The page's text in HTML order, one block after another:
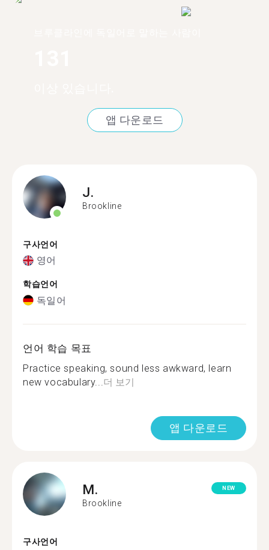
앱 다운로드
J.
Brookline
구사언어
영어
학습언어
독일어
언어 학습 목표
Practice speaking, sound less awkward, learn
new vocabulary... 더 보기
앱 다운로드
M.
Brookline
NEW
구사언어